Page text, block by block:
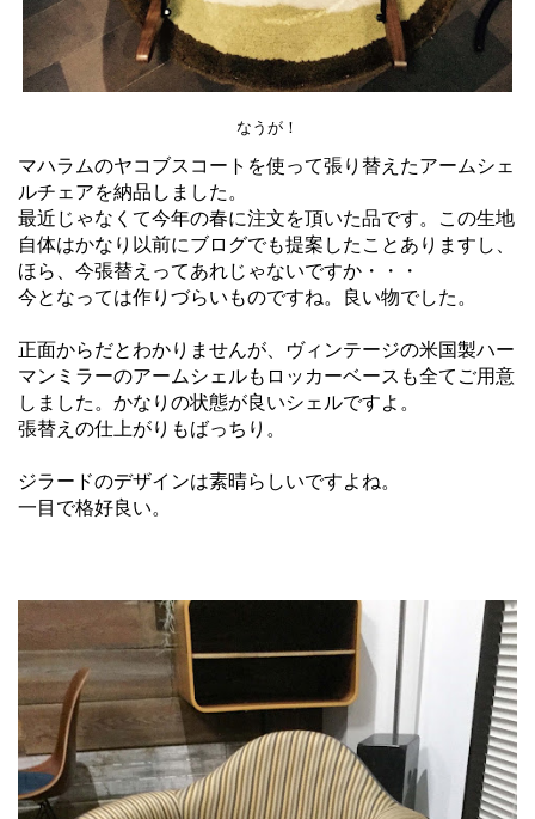
なうが！
マハラムのヤコブスコートを使って張り替えたアームシェ
ルチェアを納品しました。
最近じゃなくて今年の春に注文を頂いた品です。この生地
自体はかなり以前にブログでも提案したことありますし、
ほら、今張替えってあれじゃないですか・・・
今となっては作りづらいものですね。良い物でした。
正面からだとわかりませんが、ヴィンテージの米国製ハー
マンミラーのアームシェルもロッカーベースも全てご用意
しました。かなりの状態が良いシェルですよ。
張替えの仕上がりもばっちり。
ジラードのデザインは素晴らしいですよね。
一目で格好良い。